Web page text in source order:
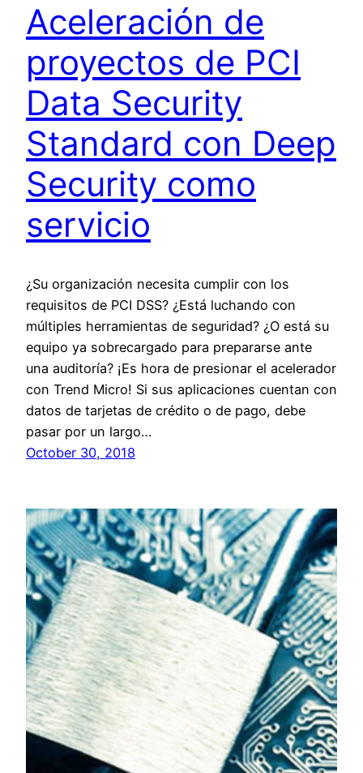
Aceleración de
proyectos de PCI
Data Security
Standard con Deep
Security como
servicio
¿Su organización necesita cumplir con los
requisitos de PCI DSS? ¿Está luchando con
múltiples herramientas de seguridad? ¿O está su
equipo ya sobrecargado para prepararse ante
una auditoría? ¡Es hora de presionar el acelerador
con Trend Micro! Si sus aplicaciones cuentan con
datos de tarjetas de crédito o de pago, debe
pasar por un largo…
October 30, 2018